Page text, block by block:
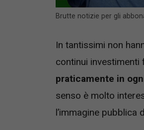
Brutte notizie per gli
In tantissimi non
continui investimenti
praticamente in
senso è molto
l’immagine pubblica